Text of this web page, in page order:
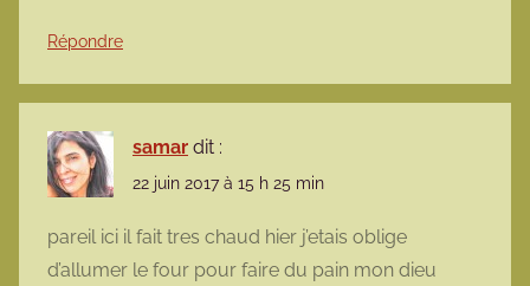
Répondre
samar dit :
22 juin 2017 à 15 h 25 min
pareil ici il fait tres chaud hier j’etais oblige
d’allumer le four pour faire du pain mon dieu